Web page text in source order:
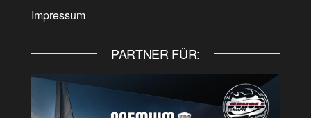
Impressum
PARTNER FÜR: